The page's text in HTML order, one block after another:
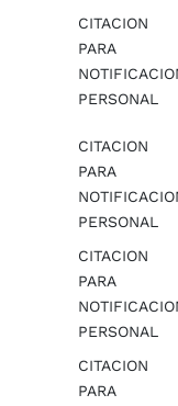
CITACION
PARA
PERSONAL
CITACION
PARA
PERSONAL
CITACION
PARA
PERSONAL
CITACION
PARA